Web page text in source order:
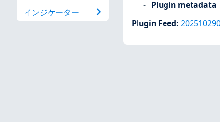
インジケーター
Plugin metadata
Plugin Feed: